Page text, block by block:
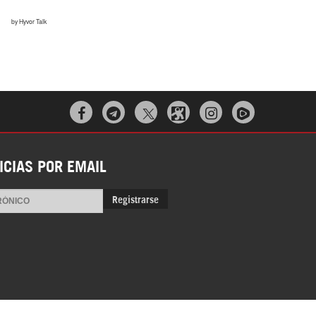
  
POR EMAIL
Registrarse